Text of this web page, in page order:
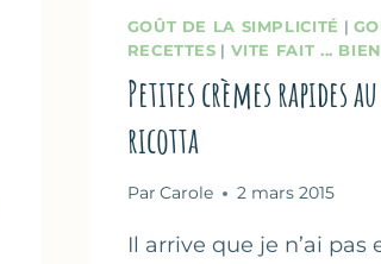
GOÛT DE LA SIMPLICITÉ |
RECETTES | VITE FAIT ...
Petites crèmes rapides
ricotta
Par Carole 2 mars 2015
Il arrive que je n’ai pas